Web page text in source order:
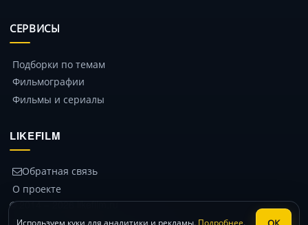
СЕРВИСЫ
Подборки по темам
Фильмографии
Фильмы и сериалы
LIKEFILM
Обратная связь
О проекте
© 2014 – 2026 likefilm.ru
Политика конфиденциальности
Используем куки для аналитики и рекламы. Подробнее. ОК